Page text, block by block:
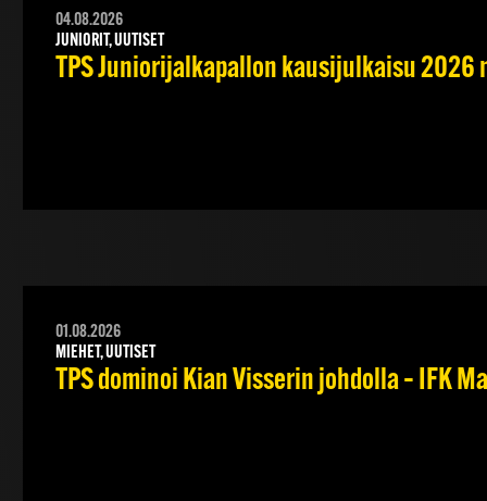
04.08.2026
JUNIORIT, UUTISET
TPS Juniorijalkapallon kausijulkaisu 2026
01.08.2026
MIEHET, UUTISET
TPS dominoi Kian Visserin johdolla – IFK